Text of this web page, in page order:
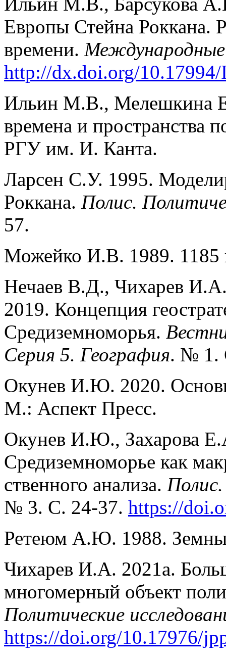
Европы Стейна Роккана.
времени.
http://dx.doi.org/
Ильин М.В., Мелешкина
времена и пространства
РГУ им. И. Канта.
Ларсен С.У. 1995.
Роккана. Полис.
57.
Можейко И.В. 1989. 1185
Нечаев В.Д., Чихарев
2019. Концепция
Средиземноморья.
Серия 5. География. № 1.
Окунев И.Ю. 2020.
М.: Аспект Пресс.
Окунев И.Ю., Захарова
Средиземноморье как
ственного анализа.
№ 3. С. 24-37. https://
Ретеюм А.Ю. 1988.
Чихарев И.А. 2021a.
многомерный объект
Политические
https://doi.org/10.17976/